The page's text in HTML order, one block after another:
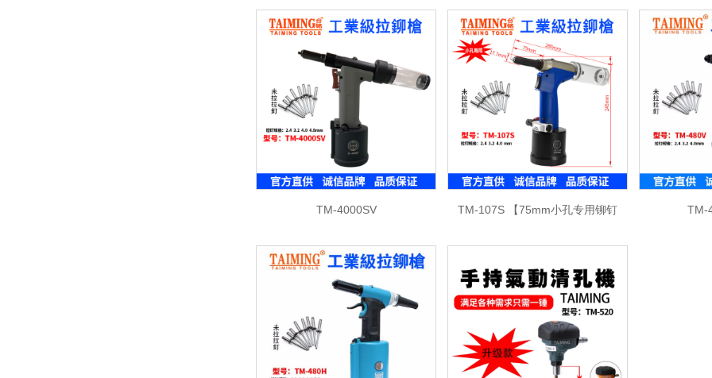
TM-4000SV TM-107S 【75mm小孔专用铆钉
枪】
TM-